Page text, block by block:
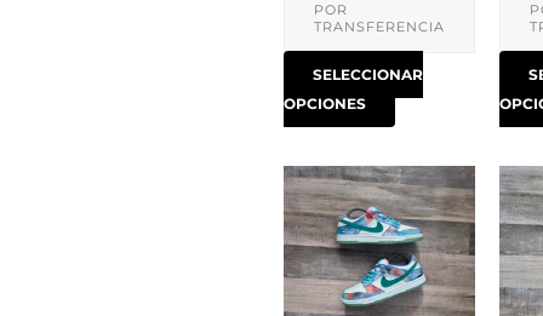
POR
TRANSFERENCIA
SELECCIONAR
OPCIONES
Este
producto
tiene
múltiples
variantes.